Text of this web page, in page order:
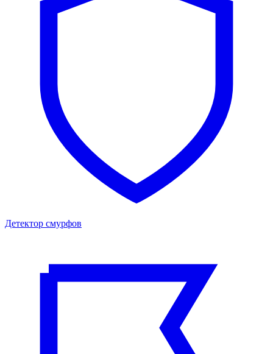
Детектор смурфов